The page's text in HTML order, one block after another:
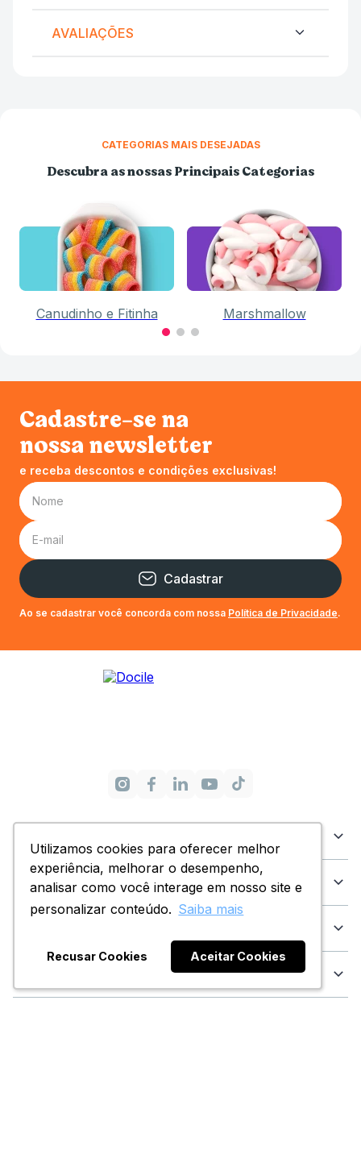
Utilizamos cookies para oferecer melhor
experiência, melhorar o desempenho,
analisar como você interage em nosso site e
personalizar conteúdo. Saiba mais
Recusar Cookies Aceitar Cookies
Utilizamos cookies para oferecer melhor
experiência, melhorar o desempenho,
analisar como você interage em nosso site e
personalizar conteúdo. Saiba mais
Recusar Cookies Aceitar Cookies
AVALIAÇÕES
CATEGORIAS MAIS DESEJADAS
Descubra as nossas Principais Categorias
Canudinho e Fitinha Marshmallow
Cadastre-se na
nossa newsletter
e receba descontos e condições exclusivas!
Cadastrar
Ao se cadastrar você concorda com nossa Política de Privacidade.
Dúvidas